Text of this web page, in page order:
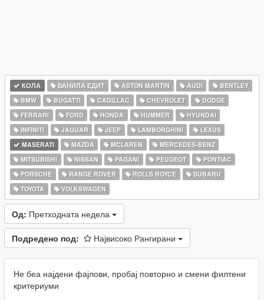
КОЛА ВАНИЛА ЕДИТ ASTON MARTIN AUDI
BENTLEY
BMW
BUGATTI CADILLAC CHEVROLET
DODGE
FERRARI
FORD HONDA HUMMER
HYUNDAI
INFINITI
JAGUAR JEEP LAMBORGHINI
LEXUS
MASERATI
MAZDA MCLAREN
MERCEDES-BENZ
MITSUBISHI
NISSAN PAGANI PEUGEOT
PONTIAC
PORSCHE
RANGE ROVER ROLLS ROYCE
SUBARU
TOYOTA
VOLKSWAGEN
Од: Претходната недела
Подредено под: Највисоко Рангирани
Не беа најдени фајлови, пробај повторно и смени филтени
критериуми